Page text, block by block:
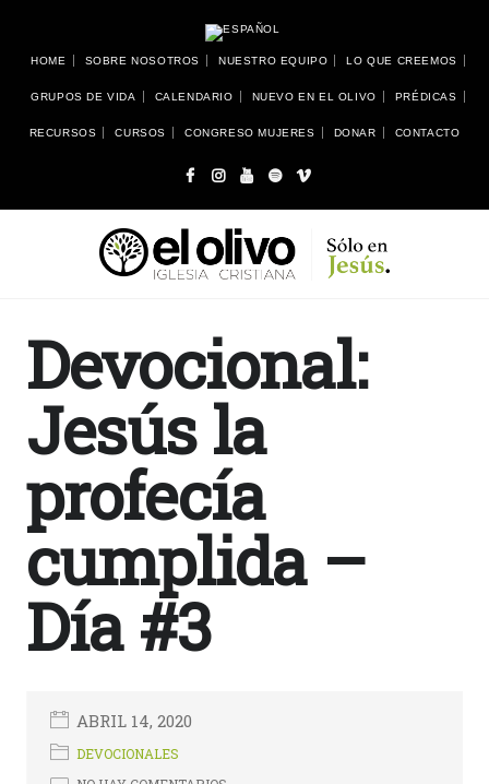
HOME SOBRE NOSOTROS NUESTRO EQUIPO LO QUE CREEMOS
GRUPOS DE VIDA CALENDARIO NUEVO EN EL OLIVO PRÉDICAS
RECURSOS CURSOS CONGRESO MUJERES DONAR CONTACTO
Devocional:
Jesús la
profecía
cumplida –
Día #3
1196
ABRIL 14, 2020
DEVOCIONALES